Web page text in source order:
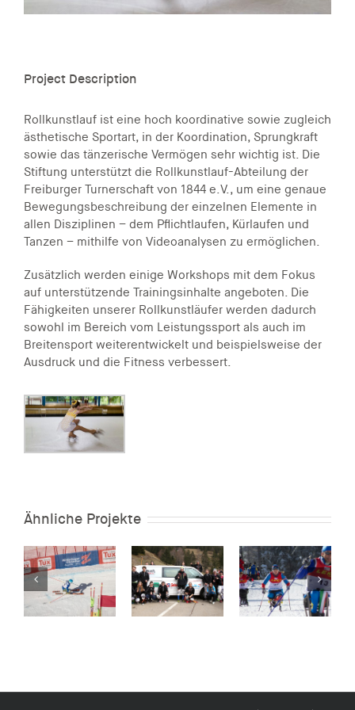
Project Description
Rollkunstlauf ist eine hoch koordinative sowie zugleich
ästhetische Sportart, in der Koordination, Sprungkraft
sowie das tänzerische Vermögen sehr wichtig ist. Die
Stiftung unterstützt die Rollkunstlauf-Abteilung der
Freiburger Turnerschaft von 1844 e.V., um eine genaue
Bewegungsbeschreibung der einzelnen Elemente in
allen Disziplinen – dem Pflichtlaufen, Kürlaufen und
Tanzen – mithilfe von Videoanalysen zu ermöglichen.
Zusätzlich werden einige Workshops mit dem Fokus
auf unterstützende Trainingsinhalte angeboten. Die
Fähigkeiten unserer Rollkunstläufer werden dadurch
sowohl im Bereich vom Leistungssport als auch im
Breitensport weiterentwickelt und beispielsweise der
Ausdruck und die Fitness verbessert.
Ähnliche Projekte
SVS
Skiverband
Verein zur
Förderung
des
Jugendfußball
Waldkirch